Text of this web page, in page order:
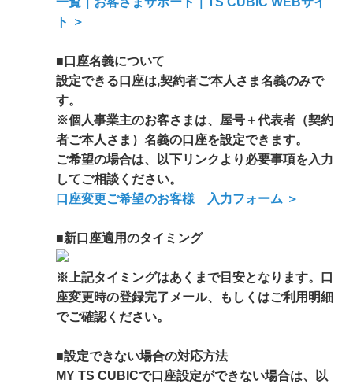
ト ＞
■口座名義について
設定できる口座は,契約者ご本人さま名義のみで
す。
※個人事業主のお客さまは、屋号＋代表者（契約
者ご本人さま）名義の口座を設定できます。
ご希望の場合は、以下リンクより必要事項を入力
してご相談ください。
口座変更ご希望のお客様 入力フォーム ＞
■新口座適用のタイミング
※上記タイミングはあくまで目安となります。口
座変更時の登録完了メール、もしくはご利用明細
でご確認ください。
■設定できない場合の対応方法
MY TS CUBICで口座設定ができない場合は、以